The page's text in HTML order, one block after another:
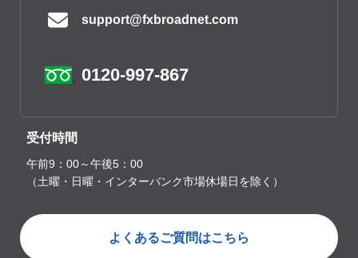
support@fxbroadnet.com
0120-997-867
受付時間
午前9：00～午後5：00
（土曜・日曜・インターバンク市場休場日を除く）
よくあるご質問はこちら